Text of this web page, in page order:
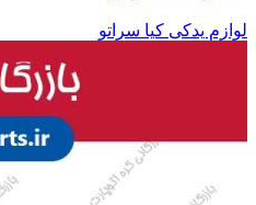
لوازم یدکی کیا سراتو